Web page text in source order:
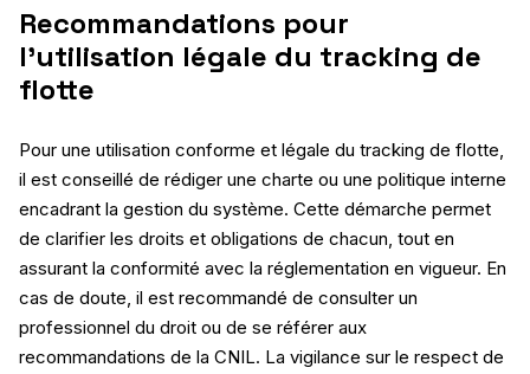
Recommandations pour
l’utilisation légale du tracking de
flotte
Pour une utilisation conforme et légale du tracking de flotte,
il est conseillé de rédiger une charte ou une politique interne
encadrant la gestion du système. Cette démarche permet
de clarifier les droits et obligations de chacun, tout en
assurant la conformité avec la réglementation en vigueur. En
cas de doute, il est recommandé de consulter un
professionnel du droit ou de se référer aux
recommandations de la CNIL. La vigilance sur le respect de